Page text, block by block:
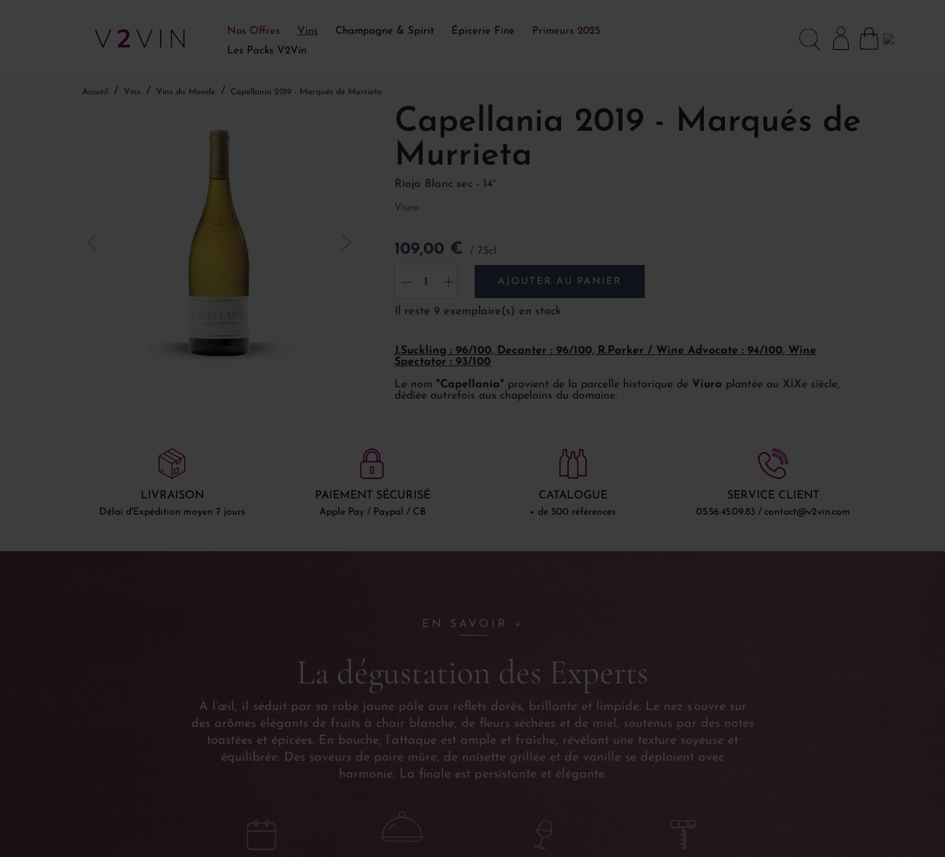
Nos Offres Vins Champagne & Spirit Épicerie Fine
Primeurs 2025
Les Packs V2Vin
Accueil Vins Vins du Monde Capellania 2019 - Marqués de Murrieta
Capellania 2019 - Marqués de
Murrieta
Rioja Blanc sec - 14°
Viura
109,00 € 75cl
- + AJOUTER AU PANIER
Il reste 9 exemplaire(s) en stock
J.Suckling : 96/100, Decanter : 96/100, R.Parker / Wine Advocate : 94/100, Wine
Spectator : 93/100
Le nom "Capellanía" provient de la parcelle historique de Viura plantée au XIXe siècle,
dédiée autrefois aux chapelains du domaine.
LIVRAISON
Délai d'Expédition moyen 7 jours
PAIEMENT SÉCURISÉ
Apple Pay / Paypal / CB
CATALOGUE
+ de 500 références
SERVICE CLIENT
05.56.45.09.83 / contact@v2vin.com
EN SAVOIR +
La dégustation des Experts
À l’œil, il séduit par sa robe jaune pâle aux reflets dorés, brillante et limpide. Le nez s’ouvre sur
des arômes élégants de fruits à chair blanche, de fleurs séchées et de miel, soutenus par des notes
toastées et épicées. En bouche, l’attaque est ample et fraîche, révélant une texture soyeuse et
équilibrée. Des saveurs de poire mûre, de noisette grillée et de vanille se déploient avec
harmonie. La finale est persistante et élégante.